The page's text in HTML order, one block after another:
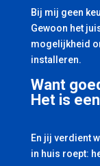
Bij mij geen
Gewoon het
mogelijkheid
installeren.
Want
Het is
En jij verdient
in huis roept: